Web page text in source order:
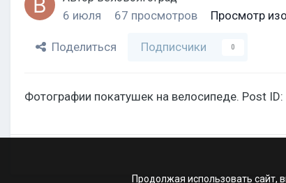
6 июля 67 просмотров Просмотр
Поделиться Подписчики 0
Фотографии покатушек на велосипеде. Post
Продолжая использовать сайт,